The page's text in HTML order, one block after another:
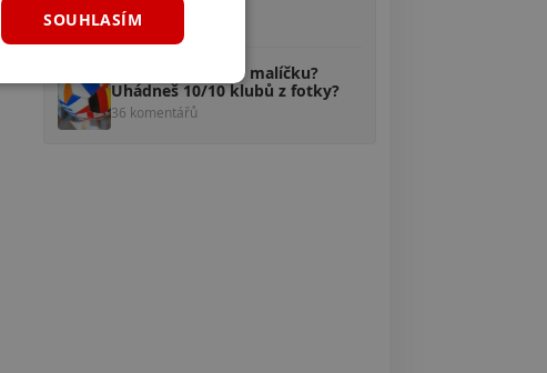
38 komentářů
Kvíz: Máš fotbal v malíčku?
Uhádneš 10/10 klubů z fotky?
36 komentářů
SOUHLASÍM